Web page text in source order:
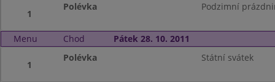
1
Polévka Podzimní
Menu Chod Pátek 28. 10. 2011
1
Polévka Státní svátek